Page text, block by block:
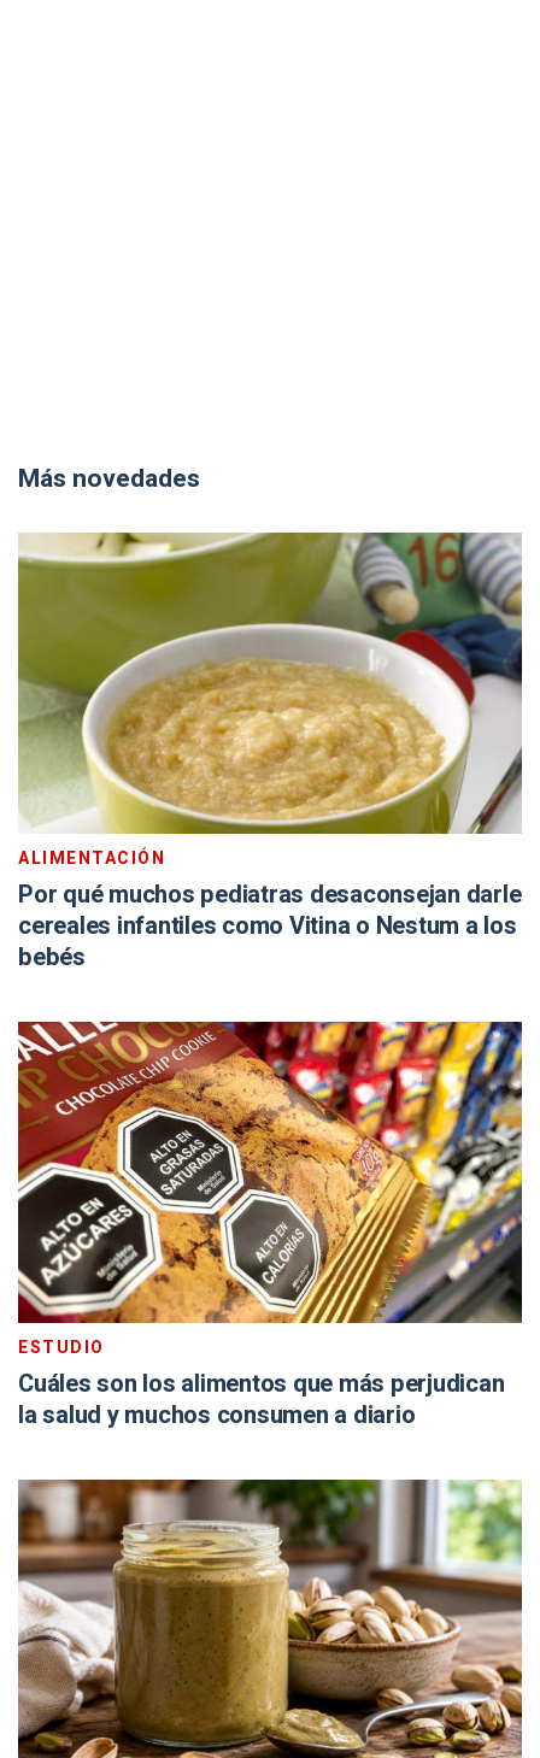
Más novedades
ALIMENTACIÓN
Por qué muchos pediatras desaconsejan darle
cereales infantiles como Vitina o Nestum a los
bebés
ESTUDIO
Cuáles son los alimentos que más perjudican
la salud y muchos consumen a diario